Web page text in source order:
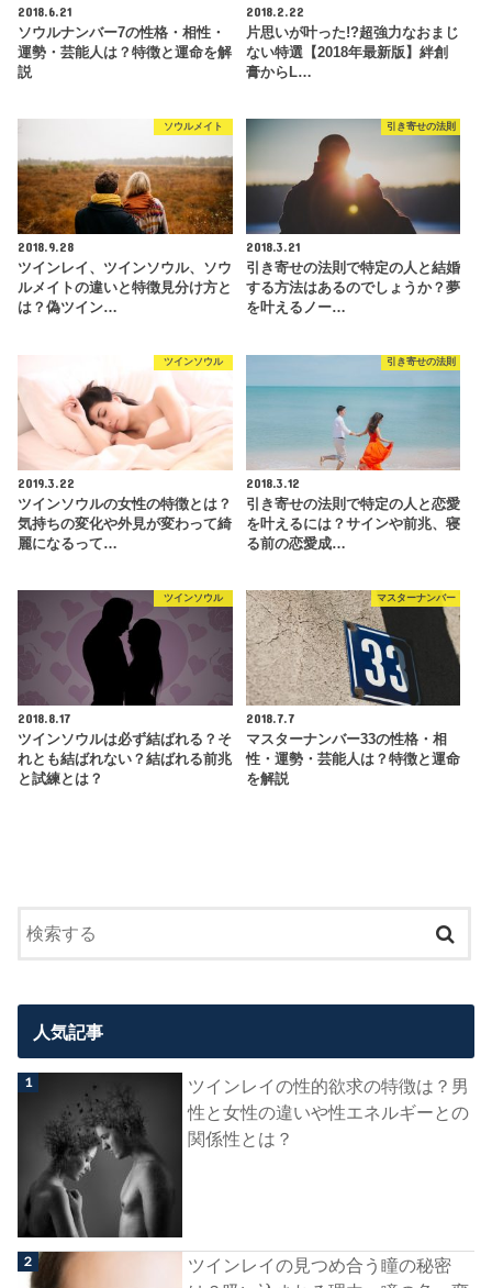
2018.6.21
ソウルナンバー7の性格・相性・
運勢・芸能人は？特徴と運命を解
説
2018.2.22
片思いが叶った!?超強力なおまじ
ない特選【2018年最新版】絆創
膏からL…
ソウルメイト
2018.9.28
ツインレイ、ツインソウル、ソウ
ルメイトの違いと特徴見分け方と
は？偽ツイン…
引き寄せの法則
2018.3.21
引き寄せの法則で特定の人と結婚
する方法はあるのでしょうか？夢
を叶えるノー…
ツインソウル
2019.3.22
ツインソウルの女性の特徴とは？
気持ちの変化や外見が変わって綺
麗になるって…
引き寄せの法則
2018.3.12
引き寄せの法則で特定の人と恋愛
を叶えるには？サインや前兆、寝
る前の恋愛成…
ツインソウル
2018.8.17
ツインソウルは必ず結ばれる？そ
れとも結ばれない？結ばれる前兆
と試練とは？
マスターナンバー
2018.7.7
マスターナンバー33の性格・相
性・運勢・芸能人は？特徴と運命
を解説
人気記事
ツインレイの性的欲求の特徴は？男
性と女性の違いや性エネルギーとの
関係性とは？
ツインレイの見つめ合う瞳の秘密